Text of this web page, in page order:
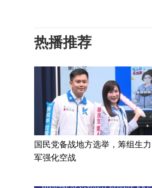
热播推荐
国民党备战地方选举，筹组生力
军强化空战